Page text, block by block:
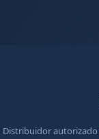
Distribuidor autorizado